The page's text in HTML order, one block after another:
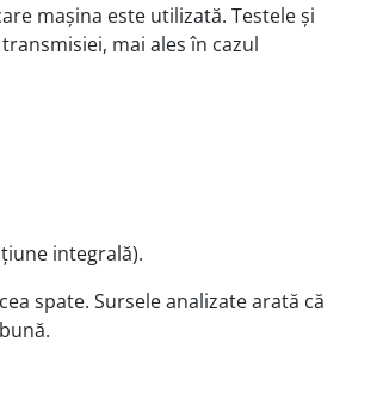
mașina este utilizată. Testele și
mai ales în cazul
integrală).
spate. Sursele analizate arată că